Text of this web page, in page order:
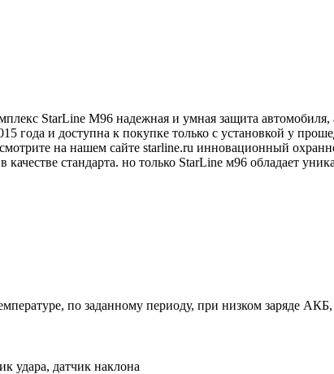
StarLine M96 надежная и умная защита
года и доступна к покупке только с установкой у
на нашем сайте starline.ru инновационный
качестве стандарта. но только StarLine м96 обладает
по заданному периоду, при низком заряде
удара, датчик наклона